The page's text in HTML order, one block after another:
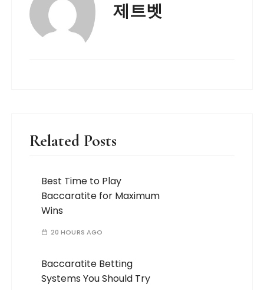
제트벳
Related Posts
Best Time to Play
Baccaratite for Maximum
Wins
20 HOURS AGO
Baccaratite Betting
Systems You Should Try